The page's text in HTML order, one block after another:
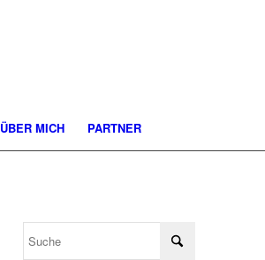
ÜBER MICH PARTNER